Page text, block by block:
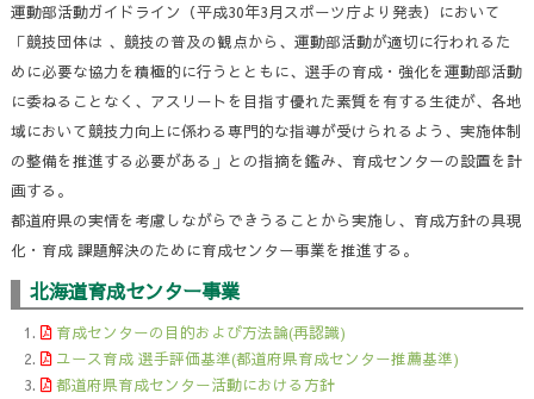
運動部活動ガイドライン（平成30年3月スポーツ庁より発表）において
「競技団体は 、競技の普及の観点から、運動部活動が適切に行われるた
めに必要な協力を積極的に行うとともに、選手の育成・強化を運動部活動
に委ねることなく、アスリートを目指す優れた素質を有する生徒が、各地
域において競技力向上に係わる専門的な指導が受けられるよう、実施体制
の整備を推進する必要がある」との指摘を鑑み、育成センターの設置を計
画する。
都道府県の実情を考慮しながらできうることから実施し、育成方針の具現
化・育成 課題解決のために育成センター事業を推進する。
北海道育成センター事業
育成センターの目的および方法論(再認識)
ユース育成 選手評価基準(都道府県育成センター推薦基準)
都道府県育成センター活動における方針